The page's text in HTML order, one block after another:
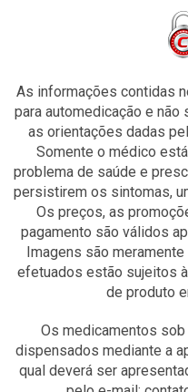
As informações contidas
para automedicação e
as orientações dadas
Somente o médico
problema de saúde e
persistirem os sintomas,
Os preços, as
pagamento são válidos
Imagens são
efetuados estão sujeitos
de produto
Os medicamentos
dispensados mediante a
qual deverá ser